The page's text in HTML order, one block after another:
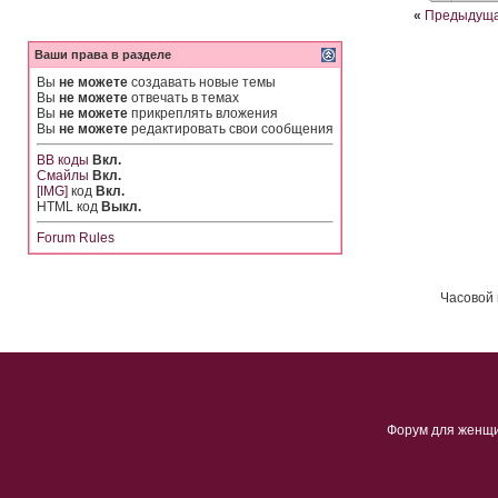
«
Ваши права в разделе
Вы не можете создавать новые темы
Вы не можете отвечать в темах
Вы не можете прикреплять вложения
Вы не можете редактировать свои сообщения
BB коды Вкл.
Смайлы Вкл.
[IMG] код Вкл.
HTML код Выкл.
Forum Rules
Часовой
Форум для